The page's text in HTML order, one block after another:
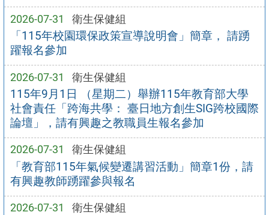
2026-07-31 衛生保健組
「115年校園環保政策宣導說明會」簡章， 請踴
躍報名參加
2026-07-31 衛生保健組
115年9月1日 （星期二）舉辦115年教育部大學
社會責任「跨海共學： 臺日地方創生SIG跨校國際
論壇」，請有興趣之教職員生報名參加
2026-07-31 衛生保健組
「教育部115年氣候變遷講習活動」簡章1份，請
有興趣教師踴躍參與報名
2026-07-31 衛生保健組